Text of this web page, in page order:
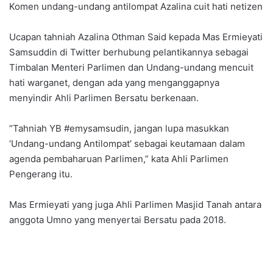
Komen undang-undang antilompat Azalina cuit hati netizen
Ucapan tahniah Azalina Othman Said kepada Mas Ermieyati
Samsuddin di Twitter berhubung pelantikannya sebagai
Timbalan Menteri Parlimen dan Undang-undang mencuit
hati warganet, dengan ada yang menganggapnya
menyindir Ahli Parlimen Bersatu berkenaan.
“Tahniah YB #emysamsudin, jangan lupa masukkan
‘Undang-undang Antilompat’ sebagai keutamaan dalam
agenda pembaharuan Parlimen,” kata Ahli Parlimen
Pengerang itu.
Mas Ermieyati yang juga Ahli Parlimen Masjid Tanah antara
anggota Umno yang menyertai Bersatu pada 2018.